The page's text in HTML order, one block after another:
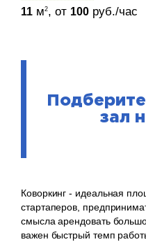
11 м2, от 100 руб./час
зал
Коворкинг - идеальная
стартаперов,
смысла арендовать
важен быстрый темп